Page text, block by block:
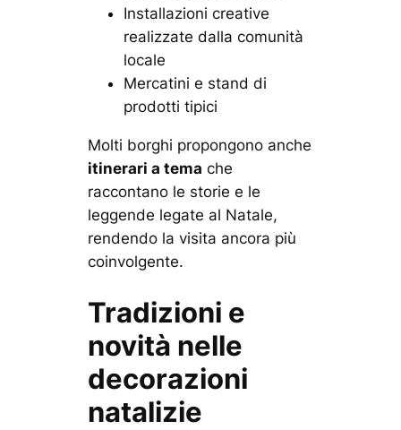
Installazioni creative
realizzate dalla comunità
locale
Mercatini e stand di
prodotti tipici
Molti borghi propongono anche
itinerari a tema che
raccontano le storie e le
leggende legate al Natale,
rendendo la visita ancora più
coinvolgente.
Tradizioni e
novità nelle
decorazioni
natalizie